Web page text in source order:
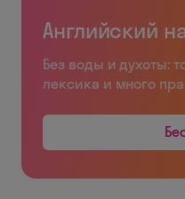
Английский
Без воды и духоты:
лексика и много